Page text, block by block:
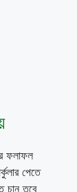
ফলাফল
পেতে
চান তবে